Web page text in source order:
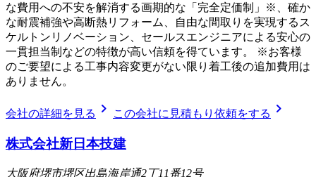
な費用への不安を解消する画期的な「完全定価制」※、確か
な耐震補強や高断熱リフォーム、自由な間取りを実現するス
ケルトンリノベーション、セールスエンジニアによる安心の
一貫担当制などの特徴が高い信頼を得ています。 ※お客様
のご要望による工事内容変更がない限り着工後の追加費用は
ありません。
会社の詳細を見る chevron_right この会社に見積もり依頼をする chevron_right
株式会社新日本技建
大阪府堺市堺区出島海岸通2丁11番12号